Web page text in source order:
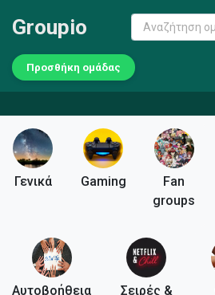
Groupio
Προσθήκη ομάδας
Γενικά Gaming
Fan
groups
Αυτοβοήθεια
Σειρές &